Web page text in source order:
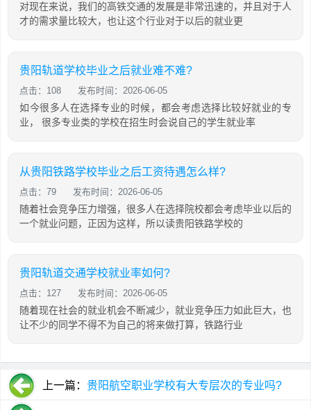
对现在来说，我们的高铁交通的发展是非常迅速的，并且对于人
才的需求量比较大，也让这个行业对于以后的就业更
贵阳轨道学校毕业之后就业难不难?
点击：108 发布时间：2026-06-05
如今很多人在选择专业的时候，都会考虑选择比较好就业的专
业， 很多专业类的学校在招生时会说自己的学生就业率
从贵阳铁路学校毕业之后工资待遇怎么样?
点击：79 发布时间：2026-06-05
随着社会竞争压力增强，很多人在选择院校都会考虑毕业以后的
一个就业问题，正因为这样，所以读贵阳铁路学校的
贵阳轨道交通学校就业率如何?
点击：127 发布时间：2026-06-05
随着现在社会的就业机会不断减少，就业竞争压力如此巨大，也
让不少的同学不得不为自己的将来做打算，铁路行业
上一篇： 贵阳航空职业学校有大专层次的专业吗?